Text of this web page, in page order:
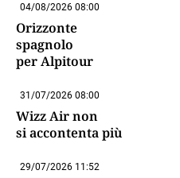
04/08/2026 08:00
Orizzonte
spagnolo
per Alpitour
31/07/2026 08:00
Wizz Air non
si accontenta più
29/07/2026 11:52